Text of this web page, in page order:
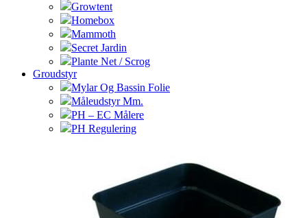
Growtent
Homebox
Mammoth
Secret Jardin
Plante Net / Scrog
Groudstyr
Mylar Og Bassin Folie
Måleudstyr Mm.
PH – EC Målere
PH Regulering